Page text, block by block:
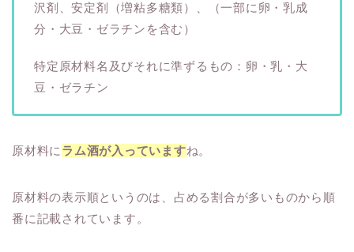
沢剤、安定剤（増粘多糖類）、（一部に卵・乳成
分・大豆・ゼラチンを含む）
特定原材料名及びそれに準ずるもの：卵・乳・大
豆・ゼラチン
原材料に ラム酒が入っていますね。
原材料の表示順というのは、占める割合が多いものから順
番に記載されています。